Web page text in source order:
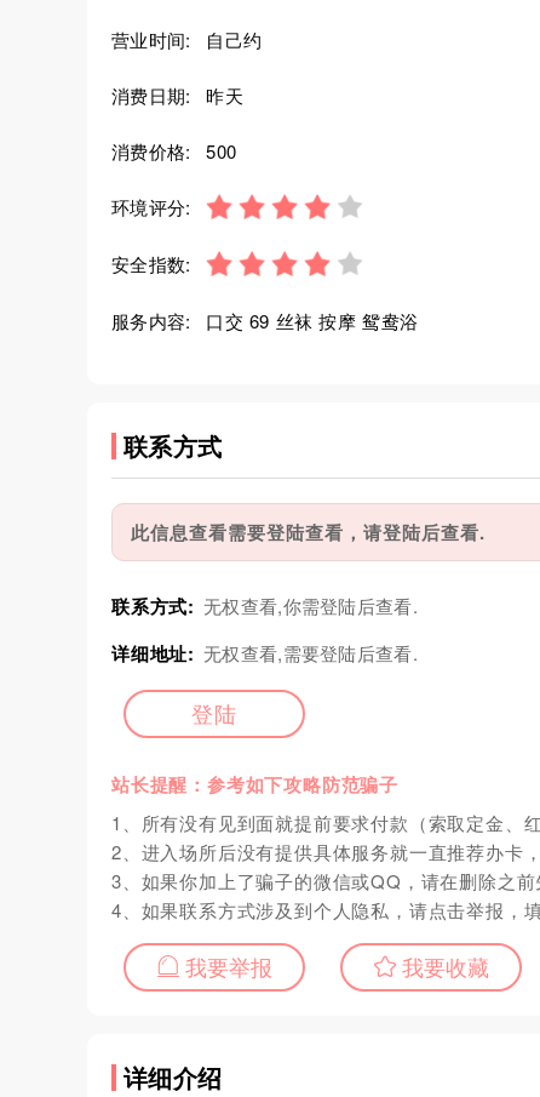
营业时间: 自己约
消费日期: 昨天
消费价格: 500
环境评分:
安全指数:
服务内容: 口交 69 丝袜 按摩 鸳鸯浴
联系方式
此信息查看需要登陆查看，请登陆后查看.
联系方式: 无权查看,你需登陆后查看.
详细地址: 无权查看,需要登陆后查看.
登陆
站长提醒：参考如下攻略防范骗子
1、所有没有见到面就提前要求付款（索取定金、
2、进入场所后没有提供具体服务就一直推荐办卡
3、如果你加上了骗子的微信或QQ，请在删除之
4、如果联系方式涉及到个人隐私，请点击举报，
我要举报 我要收藏
详细介绍